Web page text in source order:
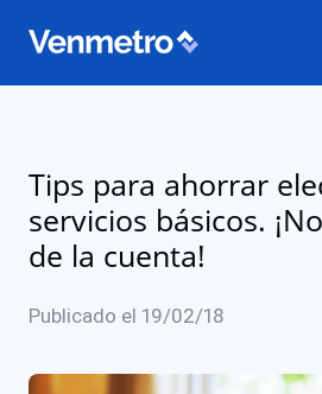
Tips para ahorrar
servicios básicos.
de la cuenta!
Publicado el 19/02/18